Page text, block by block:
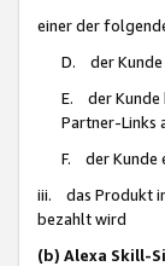
einer der
D. der Kunde
E. der Kunde
Partner-Links
F. der Kunde
iii. das Produkt
bezahlt wird
(b) Alexa Skill-